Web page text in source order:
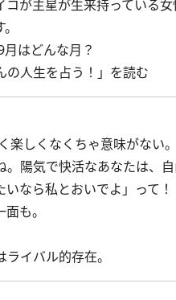
が主星が生来持っている
はどんな月？
の人生を占う！」を読む
なくちゃ意味がない。
陽気で快活なあなたは、
いなら私とおいでよ」っ
も。
イバル的存在。